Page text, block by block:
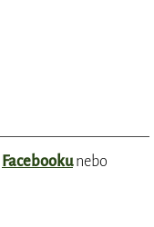
Facebookunebo